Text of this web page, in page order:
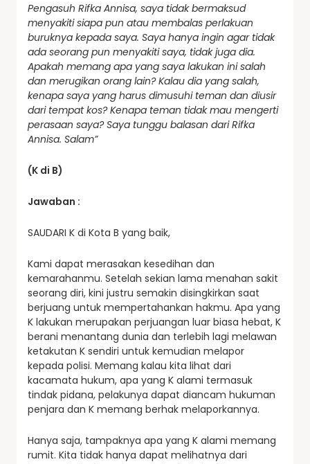
Pengasuh Rifka Annisa, saya tidak bermaksud
menyakiti siapa pun atau membalas perlakuan
buruknya kepada saya. Saya hanya ingin agar tidak
ada seorang pun menyakiti saya, tidak juga dia.
Apakah memang apa yang saya lakukan ini salah
dan merugikan orang lain? Kalau dia yang salah,
kenapa saya yang harus dimusuhi teman dan diusir
dari tempat kos? Kenapa teman tidak mau mengerti
perasaan saya? Saya tunggu balasan dari Rifka
Annisa. Salam”
(K di B)
Jawaban :
SAUDARI K di Kota B yang baik,
Kami dapat merasakan kesedihan dan
kemarahanmu. Setelah sekian lama menahan sakit
seorang diri, kini justru semakin disingkirkan saat
berjuang untuk mempertahankan hakmu. Apa yang
K lakukan merupakan perjuangan luar biasa hebat, K
berani menantang dunia dan terlebih lagi melawan
ketakutan K sendiri untuk kemudian melapor
kepada polisi. Memang kalau kita lihat dari
kacamata hukum, apa yang K alami termasuk
tindak pidana, pelakunya dapat diancam hukuman
penjara dan K memang berhak melaporkannya.
Hanya saja, tampaknya apa yang K alami memang
rumit. Kita tidak hanya dapat melihatnya dari